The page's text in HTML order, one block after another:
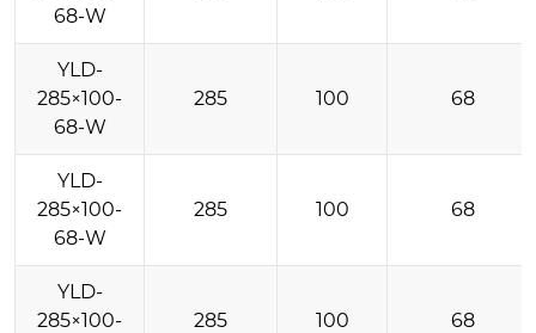
68-W
YLD-
285×100-
68-W
285 100 68
YLD-
285×100-
68-W
285 100 68
YLD-
285×100-
285 100 68